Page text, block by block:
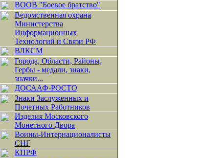
ВООВ "Боевое братство"
Ведомственная охрана
Министерства
Информационных
Технологий и Связи РФ
ВЛКСМ
Города, Области, Районы,
Гербы - медали, знаки,
значки...
ДОСААФ-РОСТО
Знаки Заслуженных и
Почетных Работников
Изделия Московского
Монетного Двора
Воины-Интернационалисты
СНГ
КПРФ